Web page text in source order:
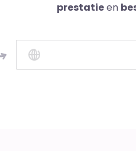
Uptime
is
money
prestatieen